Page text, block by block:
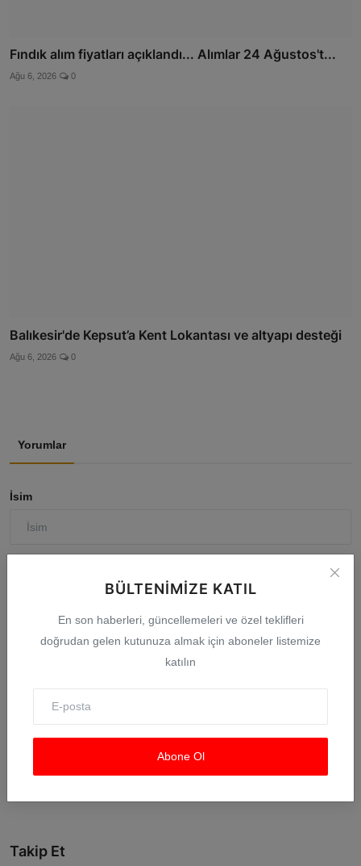
BÜLTENIMIZE KATIL
En son haberleri, güncellemeleri ve özel teklifleri
doğrudan gelen kutunuza almak için aboneler listemize
katılın
Abone Ol
Fındık alım fiyatları açıklandı... Alımlar 24 Ağustos't...
Ağu 6, 2026 0
Balıkesir'de Kepsut’a Kent Lokantası ve altyapı desteği
Ağu 6, 2026 0
Yorumlar
İsim
Takip Et